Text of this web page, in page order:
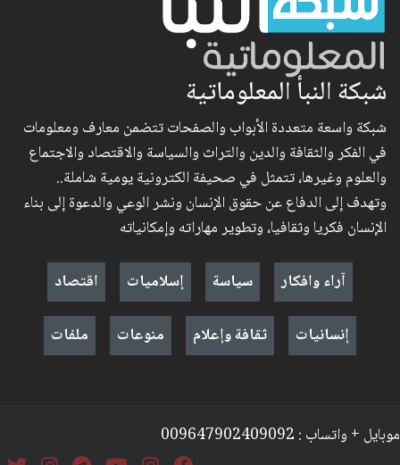
شبكة النبأ المعلوماتية
شبكة واسعة متعددة الأبواب والصفحات تتضمن معارف ومعلومات
في الفكر والثقافة والدين والتراث والسياسة والاقتصاد والاجتماع
والعلوم وغيرها، تتمثل في صحيفة الكترونية يومية شاملة..
وتهدف إلى الدفاع عن حقوق الإنسان ونشر الوعي والدعوة إلى بناء
الإنسان فكريا وثقافيا، وتطوير مهاراته وإمكانياته
آراء وافكار
سياسة إسلاميات
اقتصاد
إنسانيات
ثقافة وإعلام منوعات ملفات
موبايل + واتساب : 009647902409092